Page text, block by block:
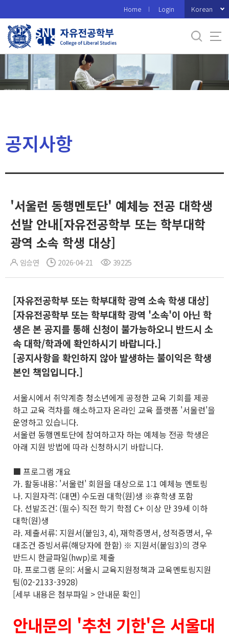
로
메
Home Login Korean
공지사항
'서울런 동행멘토단' 예체능 전공 대학생
선발 안내[자유전공학부 또는 학부대학
광역 소속 학생 대상]
임승연 2026-04-21 39225
[자유전공학부 또는 학부대학 광역 소속 학생 대상]
[자유전공학부 또는 학부대학 광역 '소속'이 아닌 학
생은 본 공지를 통해 신청이 불가능하오니 반드시 소
속 대학/학과에 확인하시기 바랍니다.]
[공지사항을 확인하지 않아 발생하는 불이익은 학생
본인 책임입니다.]
서울시에서 취약계층 청소년에게 공정한 교육 기회를 제공
하고 교육 격차를 해소하고자 온라인 교육 플랫폼 '서울런'을
운영하고 있습니다.
서울런 동행멘토단에 참여하고자 하는 예체능 전공 학생은
아래 지원 방법에 따라 신청하시기 바랍니다.
■ 프로그램 개요
가. 활동내용: '서울런' 회원을 대상으로 1:1 예체능 멘토링
나. 지원자격: (대면) 수도권 대학(원)생 ※휴학생 포함
다. 선발조건: (필수) 직전 학기 학점 C+ 이상 만 39세 이하
대학(원)생
라. 제출서류: 지원서(붙임3, 4), 재학증명서, 성적증명서, 우
대조건 증빙서류(해당자에 한함) ※ 지원서(붙임3)의 경우
반드시 한글파일(hwp)로 제출
마. 프로그램 문의: 서울시 교육지원정책과 교육멘토링지원
팀(02-2133-3928)
[세부 내용은 첨부파일 > 안내문 확인]
안내문의 '추천 기한'은 서울대